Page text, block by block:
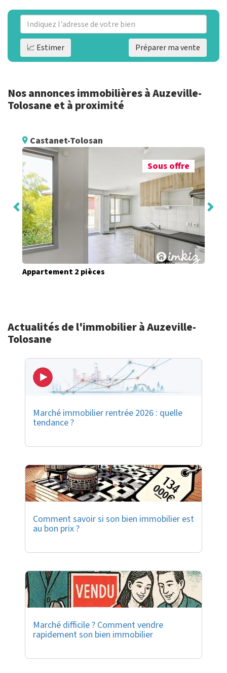
📈 Estimer Préparer ma vente
Nos annonces immobilières à Auzeville-
Tolosane et à proximité
Castanet-Tolosan
Sous offre
Appartement 2 pièces
Actualités de l'immobilier à Auzeville-
Tolosane
Marché immobilier rentrée 2026 : quelle
tendance ?
Comment savoir si son bien immobilier est
au bon prix ?
Marché difficile ? Comment vendre
rapidement son bien immobilier